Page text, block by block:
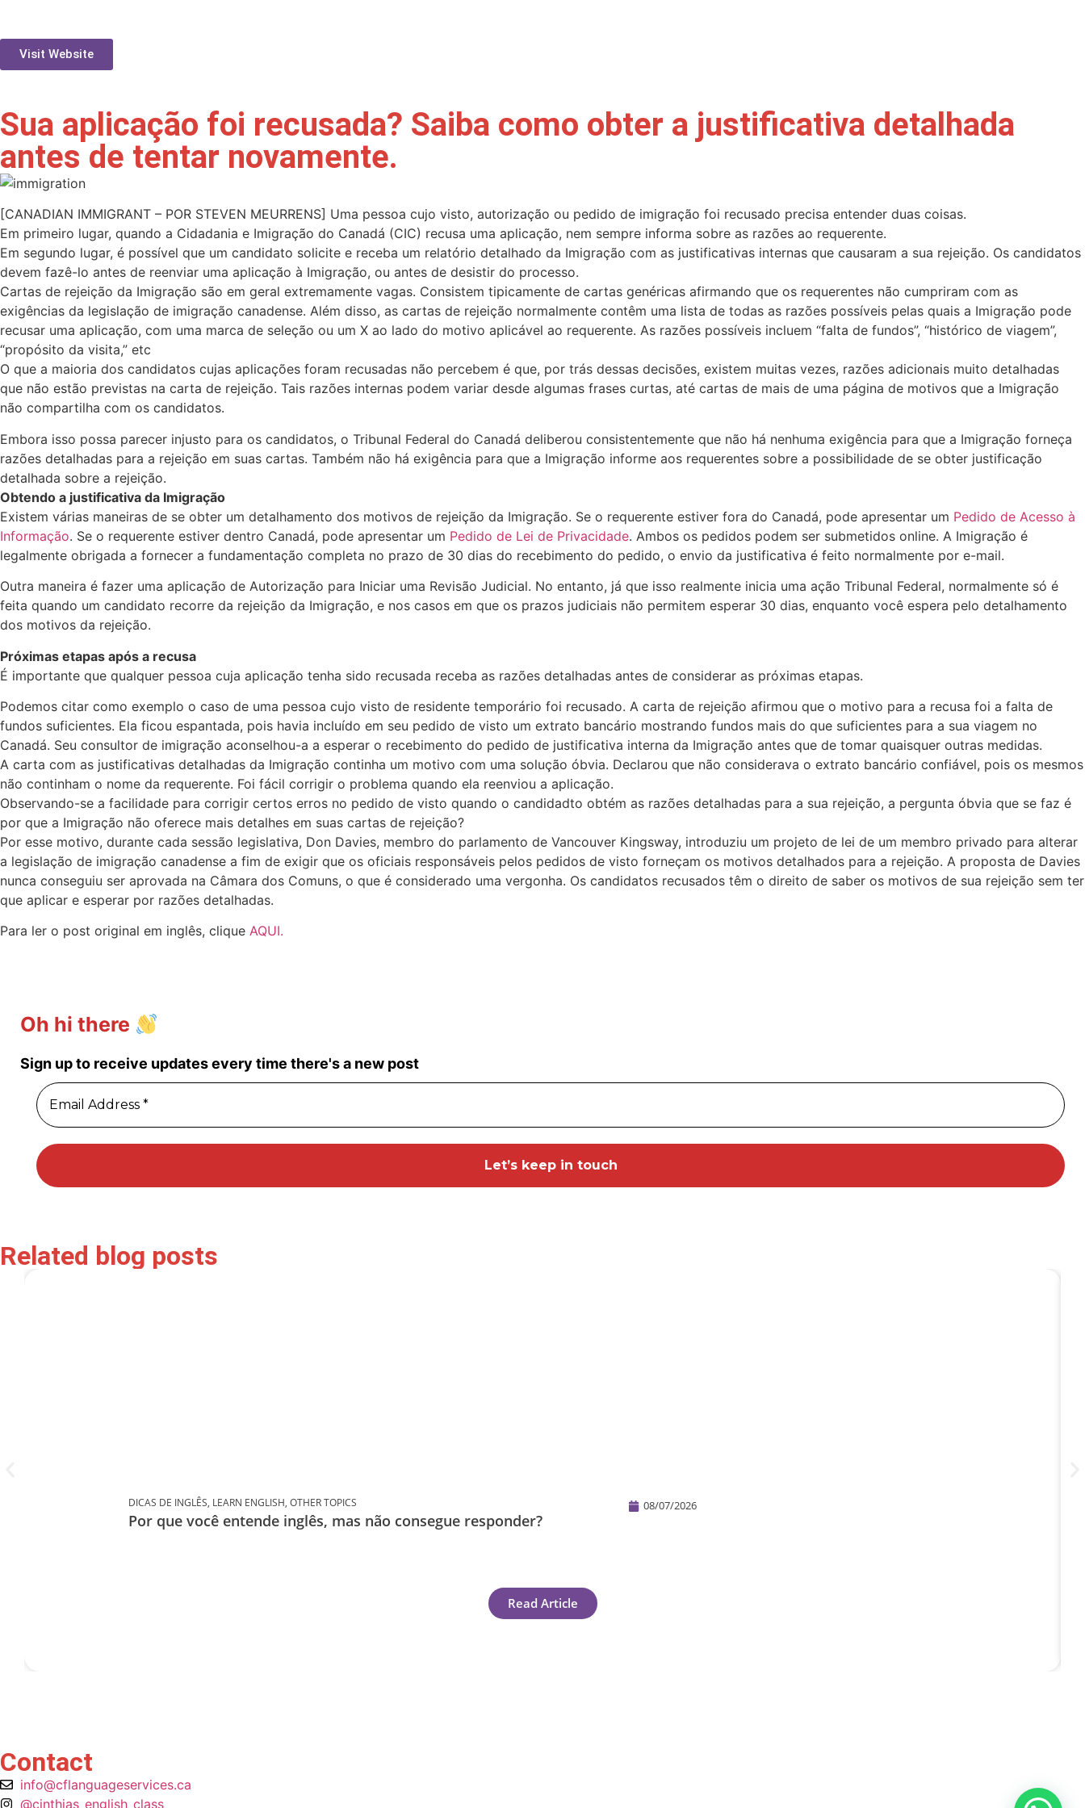
Visit Website
Sua aplicação foi recusada? Saiba como obter a justificativa detalhada
antes de tentar novamente.
[CANADIAN IMMIGRANT – POR STEVEN MEURRENS] Uma pessoa cujo visto, autorização ou pedido de imigração foi recusado precisa entender duas coisas.
Em primeiro lugar, quando a Cidadania e Imigração do Canadá (CIC) recusa uma aplicação, nem sempre informa sobre as razões ao requerente.
Em segundo lugar, é possível que um candidato solicite e receba um relatório detalhado da Imigração com as justificativas internas que causaram a sua rejeição. Os candidatos
devem fazê-lo antes de reenviar uma aplicação à Imigração, ou antes de desistir do processo.
Cartas de rejeição da Imigração são em geral extremamente vagas. Consistem tipicamente de cartas genéricas afirmando que os requerentes não cumpriram com as
exigências da legislação de imigração canadense. Além disso, as cartas de rejeição normalmente contêm uma lista de todas as razões possíveis pelas quais a Imigração pode
recusar uma aplicação, com uma marca de seleção ou um X ao lado do motivo aplicável ao requerente. As razões possíveis incluem “falta de fundos”, “histórico de viagem”,
“propósito da visita,” etc
O que a maioria dos candidatos cujas aplicações foram recusadas não percebem é que, por trás dessas decisões, existem muitas vezes, razões adicionais muito detalhadas
que não estão previstas na carta de rejeição. Tais razões internas podem variar desde algumas frases curtas, até cartas de mais de uma página de motivos que a Imigração
não compartilha com os candidatos.
Embora isso possa parecer injusto para os candidatos, o Tribunal Federal do Canadá deliberou consistentemente que não há nenhuma exigência para que a Imigração forneça
razões detalhadas para a rejeição em suas cartas. Também não há exigência para que a Imigração informe aos requerentes sobre a possibilidade de se obter justificação
detalhada sobre a rejeição.
Obtendo a justificativa da Imigração
Existem várias maneiras de se obter um detalhamento dos motivos de rejeição da Imigração. Se o requerente estiver fora do Canadá, pode apresentar um Pedido de Acesso à
Informação. Se o requerente estiver dentro Canadá, pode apresentar um Pedido de Lei de Privacidade. Ambos os pedidos podem ser submetidos online. A Imigração é
legalmente obrigada a fornecer a fundamentação completa no prazo de 30 dias do recebimento do pedido, o envio da justificativa é feito normalmente por e-mail.
Outra maneira é fazer uma aplicação de Autorização para Iniciar uma Revisão Judicial. No entanto, já que isso realmente inicia uma ação Tribunal Federal, normalmente só é
feita quando um candidato recorre da rejeição da Imigração, e nos casos em que os prazos judiciais não permitem esperar 30 dias, enquanto você espera pelo detalhamento
dos motivos da rejeição.
Próximas etapas após a recusa
É importante que qualquer pessoa cuja aplicação tenha sido recusada receba as razões detalhadas antes de considerar as próximas etapas.
Podemos citar como exemplo o caso de uma pessoa cujo visto de residente temporário foi recusado. A carta de rejeição afirmou que o motivo para a recusa foi a falta de
fundos suficientes. Ela ficou espantada, pois havia incluído em seu pedido de visto um extrato bancário mostrando fundos mais do que suficientes para a sua viagem no
Canadá. Seu consultor de imigração aconselhou-a a esperar o recebimento do pedido de justificativa interna da Imigração antes que de tomar quaisquer outras medidas.
A carta com as justificativas detalhadas da Imigração continha um motivo com uma solução óbvia. Declarou que não considerava o extrato bancário confiável, pois os mesmos
não continham o nome da requerente. Foi fácil corrigir o problema quando ela reenviou a aplicação.
Observando-se a facilidade para corrigir certos erros no pedido de visto quando o candidadto obtém as razões detalhadas para a sua rejeição, a pergunta óbvia que se faz é
por que a Imigração não oferece mais detalhes em suas cartas de rejeição?
Por esse motivo, durante cada sessão legislativa, Don Davies, membro do parlamento de Vancouver Kingsway, introduziu um projeto de lei de um membro privado para alterar
a legislação de imigração canadense a fim de exigir que os oficiais responsáveis pelos pedidos de visto forneçam os motivos detalhados para a rejeição. A proposta de Davies
nunca conseguiu ser aprovada na Câmara dos Comuns, o que é considerado uma vergonha. Os candidatos recusados têm o direito de saber os motivos de sua rejeição ​​sem ter
que aplicar e esperar por razões detalhadas.
Para ler o post original em inglês, clique AQUI.
Oh hi there
Sign up to receive updates every time there's a new post
Related blog posts
DICAS DE INGLÊS, LEARN ENGLISH, OTHER TOPICS 08/07/2026
Por que você entende inglês, mas não consegue responder?
Read Article
Contact
info@cflanguageservices.ca
@cinthias_english_class